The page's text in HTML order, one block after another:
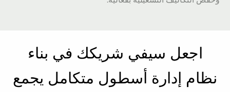
اجعل سيفي شريكك في بناء
نظام إدارة أسطول متكامل يجمع